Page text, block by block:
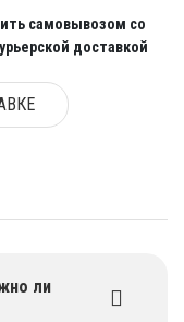
самовывозом со
доставкой
ли